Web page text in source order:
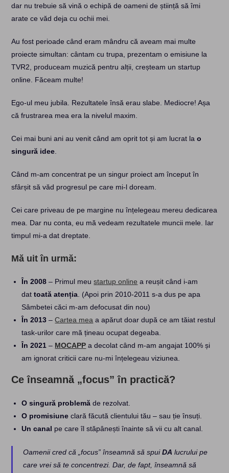
dar nu trebuie să vină o echipă de oameni de știință să îmi
arate ce văd deja cu ochii mei.
Au fost perioade când eram mândru că aveam mai multe
proiecte simultan: cântam cu trupa, prezentam o emisiune la
TVR2, produceam muzică pentru alții, creșteam un startup
online. Făceam multe!
Ego-ul meu jubila. Rezultatele însă erau slabe. Mediocre! Așa
că frustrarea mea era la nivelul maxim.
Cei mai buni ani au venit când am oprit tot și am lucrat lao
singură idee
Când m-am concentrat pe un singur proiect am început în
sfârșit să văd progresul pe care mi-l doream.
Cei care priveau de pe margine nu înțelegeau mereu dedicarea
mea. Dar nu conta, eu mă vedeam rezultatele muncii mele. Iar
timpul mi-a dat dreptate.
Mă uit în urmă:
În 2008 – Primul meustartup online a reușit când i-am
dattoată atenția . (Apoi prin 2010-2011 s-a dus pe apa
Sâmbetei căci m-am defocusat din nou)
În 2013 –Cartea mea a apărut doar după ce am tăiat restul
task-urilor care mă țineau ocupat degeaba.
În 2021 – MOCAPP a decolat când m-am angajat 100% și
am ignorat criticii care nu-mi înțelegeau viziunea.
Ce înseamnă „focus” în practică?
O singură problemă de rezolvat.
O promisiune clară făcută clientului tău – sau ție însuți.
Un canal pe care îl stăpânești înainte să vii cu alt canal.
Oamenii cred că „focus” înseamnă să spuiDA lucrului pe
care vrei să te concentrezi. Dar, de fapt, înseamnă să